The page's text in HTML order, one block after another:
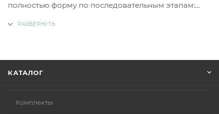
полностью форму по последовательным этапам:
КАТАЛОГ
Комплекты